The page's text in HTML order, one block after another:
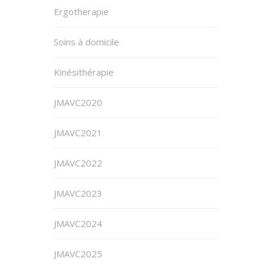
Ergotherapie
Soins à domicile
Kinésithérapie
JMAVC2020
JMAVC2021
JMAVC2022
JMAVC2023
JMAVC2024
JMAVC2025